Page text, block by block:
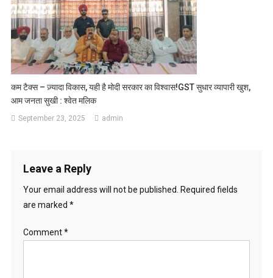
कम टैक्स – ज़्यादा विकास, यही है मोदी सरकार का विश्वास!GST सुधार व्यापारी खुश,
आम जनता सुखी : श्वेत मलिक
September 23, 2025 admin
Leave a Reply
Your email address will not be published. Required fields
are marked *
Comment*